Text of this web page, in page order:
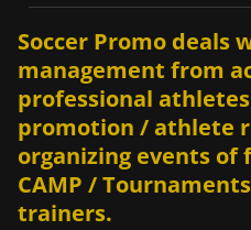
;
;
2
0
Soccer Promo deals
management from
professional
promotion / athlete
organizing events
CAMP /
trainers.